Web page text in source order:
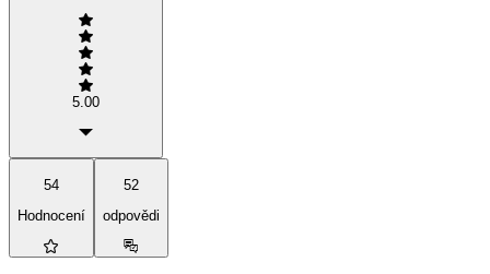
5.00
54
Hodnocení
52
odpovědi